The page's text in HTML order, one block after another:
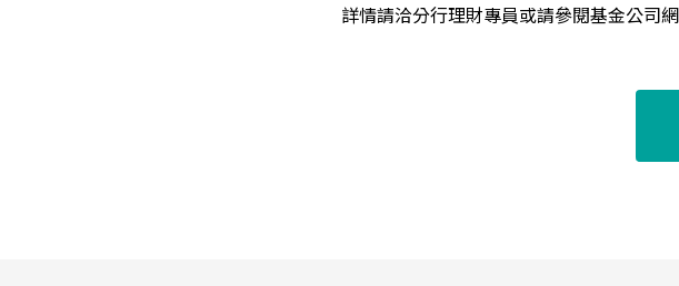
詳情請洽分行理財專員或請參閱基金公司